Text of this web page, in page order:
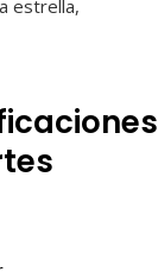
estrella,